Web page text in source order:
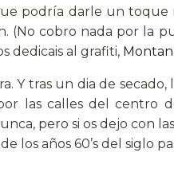
podría darle un toque
(No cobro nada por la
dedicais al grafiti,
Y tras un dia de
las calles del centro
pero si os dejo con
los años 60’s del siglo